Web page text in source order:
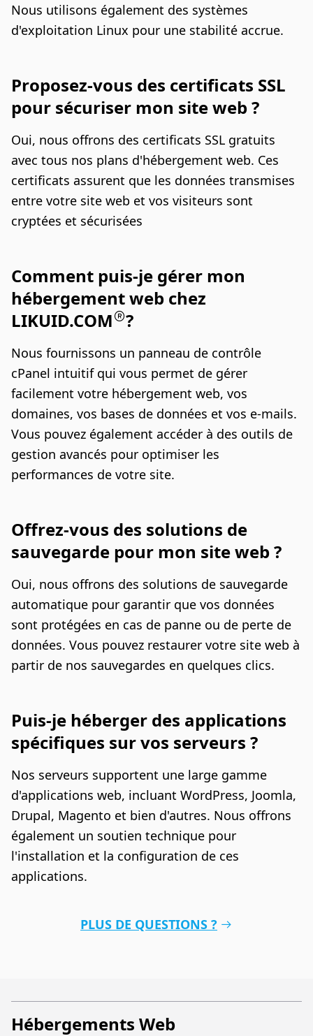
Nous utilisons également des systèmes
d'exploitation Linux pour une stabilité accrue.
Proposez-vous des certificats SSL
pour sécuriser mon site web ?
Oui, nous offrons des certificats SSL gratuits
avec tous nos plans d'hébergement web. Ces
certificats assurent que les données transmises
entre votre site web et vos visiteurs sont
cryptées et sécurisées
Comment puis-je gérer mon
hébergement web chez
LIKUID.COM
?
Nous fournissons un panneau de contrôle
cPanel intuitif qui vous permet de gérer
facilement votre hébergement web, vos
domaines, vos bases de données et vos e-mails.
Vous pouvez également accéder à des outils de
gestion avancés pour optimiser les
performances de votre site.
Offrez-vous des solutions de
sauvegarde pour mon site web ?
Oui, nous offrons des solutions de sauvegarde
automatique pour garantir que vos données
sont protégées en cas de panne ou de perte de
données. Vous pouvez restaurer votre site web à
partir de nos sauvegardes en quelques clics.
Puis-je héberger des applications
spécifiques sur vos serveurs ?
Nos serveurs supportent une large gamme
d'applications web, incluant WordPress, Joomla,
Drupal, Magento et bien d'autres. Nous offrons
également un soutien technique pour
l'installation et la configuration de ces
applications.
PLUS DE QUESTIONS ?
Hébergements Web